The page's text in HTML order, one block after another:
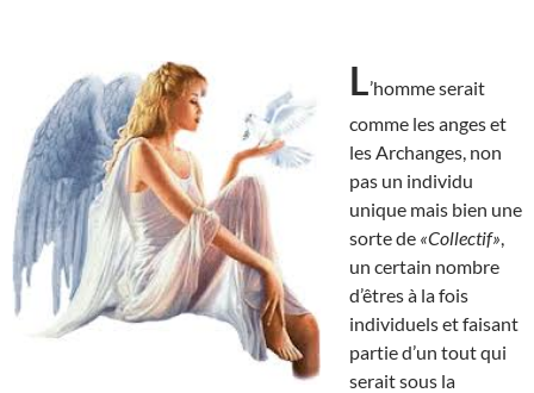
L’homme serait
comme les anges et
les Archanges, non
pas un individu
unique mais bien une
sorte de «Collectif»
un certain nombre
d’êtres à la fois
individuels et faisant
partie d’un tout qui
serait sous la